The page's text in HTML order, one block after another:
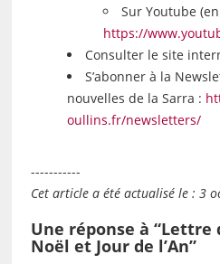
Sur Youtube
https://
Consulter le site
S’abonner à la
nouvelles de la Sarra :
oullins.fr/newsletters/
-----------
Cet article a été actualisé le : 3
Une réponse à “Lettre
Noël et Jour de l’An”